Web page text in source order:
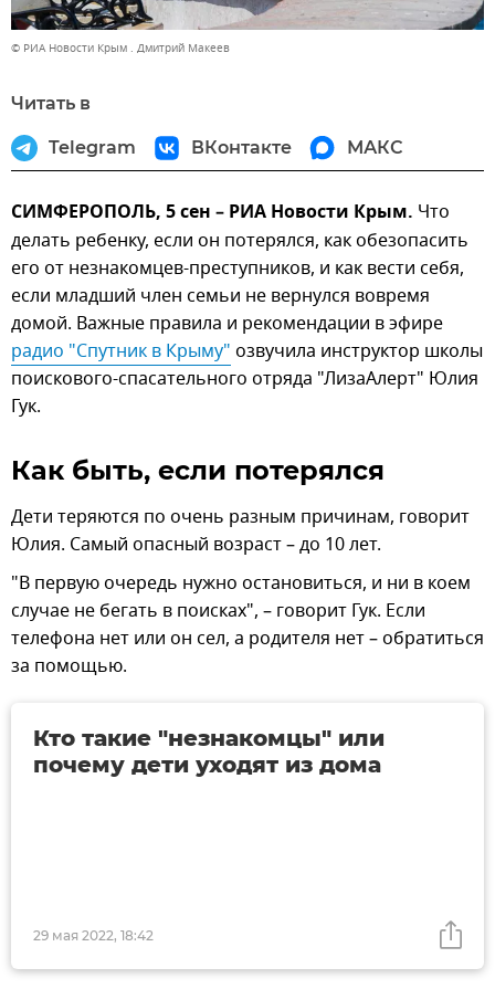
© РИА Новости Крым . Дмитрий Макеев
Читать в
Telegram ВКонтакте МАКС
СИМФЕРОПОЛЬ, 5 сен – РИА Новости Крым. Что
делать ребенку, если он потерялся, как обезопасить
его от незнакомцев-преступников, и как вести себя,
если младший член семьи не вернулся вовремя
домой. Важные правила и рекомендации в эфире
радио "Спутник в Крыму" озвучила инструктор школы
поискового-спасательного отряда "ЛизаАлерт" Юлия
Гук.
Как быть, если потерялся
Дети теряются по очень разным причинам, говорит
Юлия. Самый опасный возраст – до 10 лет.
"В первую очередь нужно остановиться, и ни в коем
случае не бегать в поисках", – говорит Гук. Если
телефона нет или он сел, а родителя нет – обратиться
за помощью.
29 мая 2022, 18:42
Кто такие "незнакомцы" или
почему дети уходят из дома